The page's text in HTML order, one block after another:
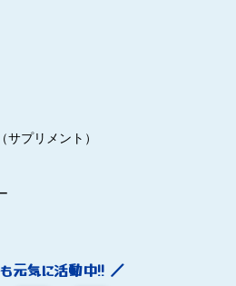
サプリメント）
元気に活動中!! ／